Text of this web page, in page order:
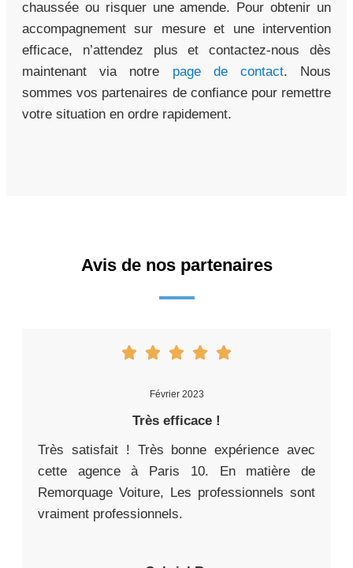
chaussée ou risquer une amende. Pour obtenir un
accompagnement sur mesure et une intervention
efficace, n’attendez plus et contactez-nous dès
maintenant via notre page de contact. Nous
sommes vos partenaires de confiance pour remettre
votre situation en ordre rapidement.
Avis de nos partenaires
Février 2023
Très efficace !
Très satisfait ! Très bonne expérience avec
cette agence à Paris 10. En matière de
Remorquage Voiture, Les professionnels sont
vraiment professionnels.